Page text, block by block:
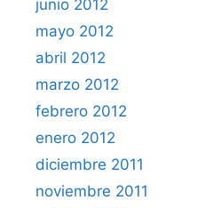
junio 2012
mayo 2012
abril 2012
marzo 2012
febrero 2012
enero 2012
diciembre 2011
noviembre 2011